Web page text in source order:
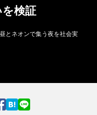
検証
とネオンで集う夜を社会実